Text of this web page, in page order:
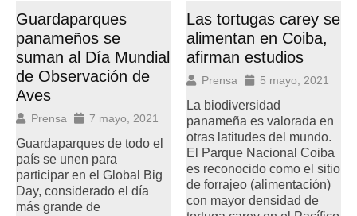
Guardaparques
panameños se
suman al Día Mundial
de Observación de
Aves
Prensa 7 mayo, 2021
Guardaparques de todo el
país se unen para
participar en el Global Big
Day, considerado el día
más grande de
Las tortugas carey se
alimentan en Coiba,
afirman estudios
Prensa 5 mayo, 2021
La biodiversidad
panameña es valorada en
otras latitudes del mundo.
El Parque Nacional Coiba
es reconocido como el sitio
de forrajeo (alimentación)
con mayor densidad de